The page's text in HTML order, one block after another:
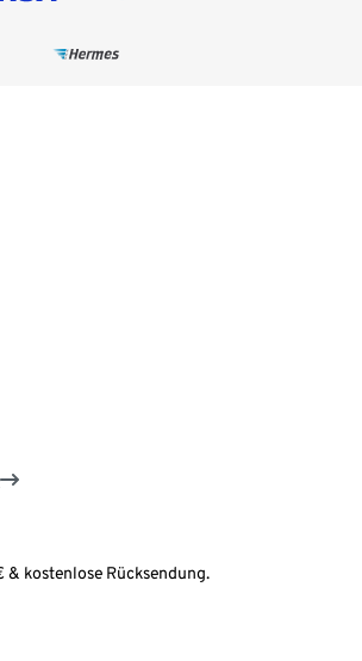
& kostenlose Rücksendung.